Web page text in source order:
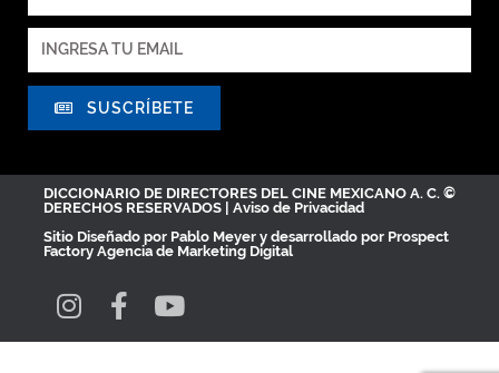
SUSCRÍBETE
DICCIONARIO DE DIRECTORES DEL CINE MEXICANO A. C. ©
DERECHOS RESERVADOS | Aviso de Privacidad
Sitio Diseñado por Pablo Meyer y desarrollado por Prospect
Factory Agencia de Marketing Digital